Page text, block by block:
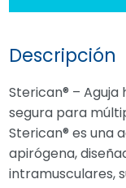
Descripción
Sterican® – Aguja
segura para
Sterican® es una
apirógena,
intramusculares,